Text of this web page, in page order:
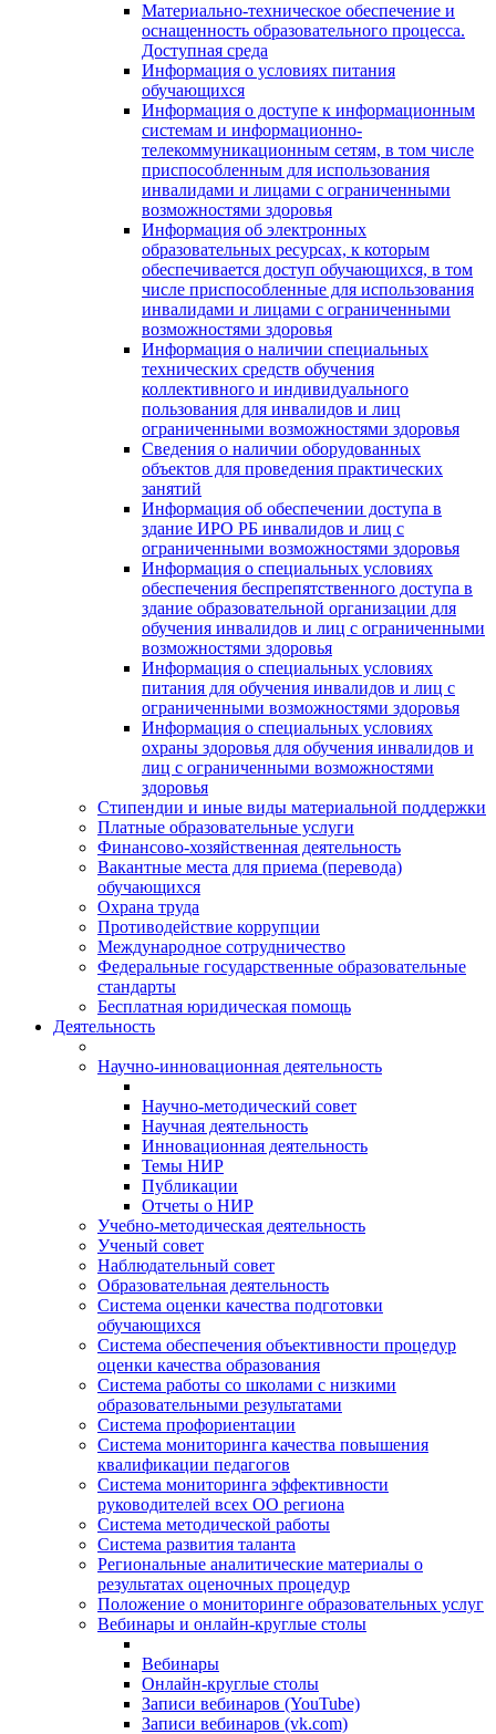
Материально-техническое обеспечение и
оснащенность образовательного процесса.
Доступная среда
Информация о условиях питания
обучающихся
Информация о доступе к информационным
системам и информационно-
телекоммуникационным сетям, в том числе
приспособленным для использования
инвалидами и лицами с ограниченными
возможностями здоровья
Информация об электронных
образовательных ресурсах, к которым
обеспечивается доступ обучающихся, в том
числе приспособленные для использования
инвалидами и лицами с ограниченными
возможностями здоровья
Информация о наличии специальных
технических средств обучения
коллективного и индивидуального
пользования для инвалидов и лиц
ограниченными возможностями здоровья
Сведения о наличии оборудованных
объектов для проведения практических
занятий
Информация об обеспечении доступа в
здание ИРО РБ инвалидов и лиц с
ограниченными возможностями здоровья
Информация о специальных условиях
обеспечения беспрепятственного доступа в
здание образовательной организации для
обучения инвалидов и лиц с ограниченными
возможностями здоровья
Информация о специальных условиях
питания для обучения инвалидов и лиц с
ограниченными возможностями здоровья
Информация о специальных условиях
охраны здоровья для обучения инвалидов и
лиц с ограниченными возможностями
здоровья
Стипендии и иные виды материальной поддержки
Платные образовательные услуги
Финансово-хозяйственная деятельность
Вакантные места для приема (перевода)
обучающихся
Охрана труда
Противодействие коррупции
Международное сотрудничество
Федеральные государственные образовательные
стандарты
Бесплатная юридическая помощь
Деятельность
Научно-инновационная деятельность
Научно-методический совет
Научная деятельность
Инновационная деятельность
Темы НИР
Публикации
Отчеты о НИР
Учебно-методическая деятельность
Ученый совет
Наблюдательный совет
Образовательная деятельность
Система оценки качества подготовки
обучающихся
Система обеспечения объективности процедур
оценки качества образования
Система работы со школами с низкими
образовательными результатами
Система профориентации
Система мониторинга качества повышения
квалификации педагогов
Система мониторинга эффективности
руководителей всех ОО региона
Система методической работы
Система развития таланта
Региональные аналитические материалы о
результатах оценочных процедур
Положение о мониторинге образовательных услуг
Вебинары и онлайн-круглые столы
Вебинары
Онлайн-круглые столы
Записи вебинаров (YouTube)
Записи вебинаров (vk.com)